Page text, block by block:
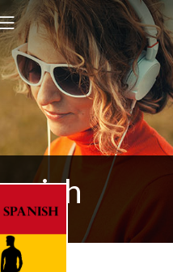
feed.xml